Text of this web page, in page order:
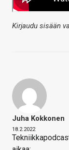
Kirjaudu sisään
Juha Kokkonen
18.2.2022